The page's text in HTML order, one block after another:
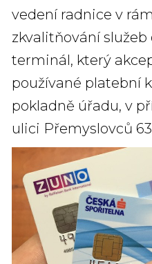
vedení radnice v
zkvalitňování
terminál, který
používané platební
pokladně úřadu, v
ulici Přemyslovců